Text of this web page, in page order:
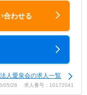
合わせる
人愛泉会の求人一覧
05/26 求人番号：10172041